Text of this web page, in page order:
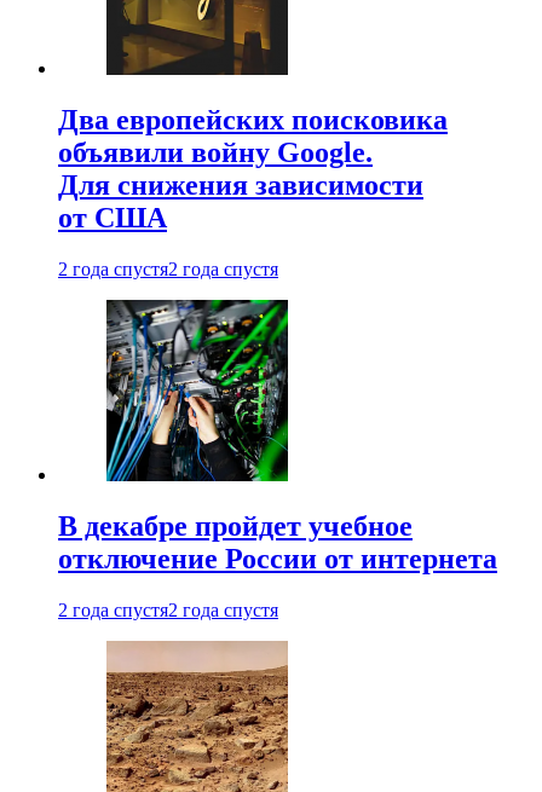
Два европейских поисковика
объявили войну Google.
Для снижения зависимости
от США
2 года спустя2 года спустя
В декабре пройдет учебное
отключение России от интернета
2 года спустя2 года спустя